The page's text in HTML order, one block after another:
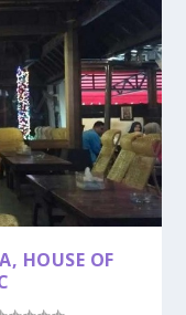
HOUSE OF